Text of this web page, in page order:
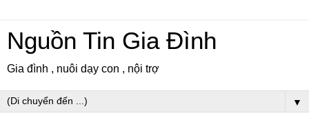
Nguồn Tin Gia Đình
Gia đình , nuôi dạy con , nội trợ
▼